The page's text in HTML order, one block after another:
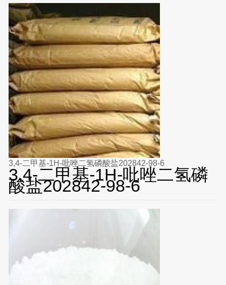
3,4-二甲基-1H-吡唑二氢磷酸盐202842-98-6
3,4-二甲基-1H-吡唑二氢磷
酸盐202842-98-6